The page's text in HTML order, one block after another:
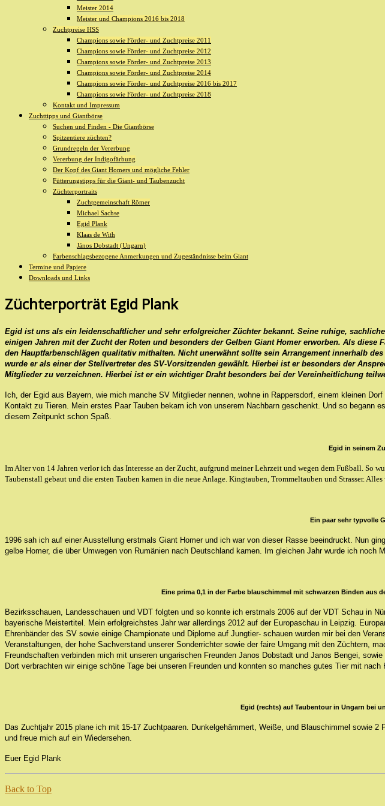
Meister 2014
Meister und Champions 2016 bis 2018
Zuchtpreise HSS
Champions sowie Förder- und Zuchtpreise 2011
Champions sowie Förder- und Zuchtpreise 2012
Champions sowie Förder- und Zuchtpreise 2013
Champions sowie Förder- und Zuchtpreise 2014
Champions sowie Förder- und Zuchtpreise 2016 bis 2017
Champions sowie Förder- und Zuchtpreise 2018
Kontakt und Impressum
Zuchttipps und Giantbörse
Suchen und Finden - Die Giantbörse
Spitzentiere züchten?
Grundregeln der Vererbung
Vererbung der Indigofärbung
Der Kopf des Giant Homers und mögliche Fehler
Fütterungstipps für die Giant- und Taubenzucht
Züchterportraits
Zuchtgemeinschaft Römer
Michael Sachse
Egid Plank
Klaas de With
János Dobstadt (Ungarn)
Farbenschlagsbezogene Anmerkungen und Zugeständnisse beim Giant
Termine und Papiere
Downloads und Links
Züchterporträt Egid Plank
Egid ist uns als ein leidenschaftlicher und sehr erfolgreicher Züchter bekannt. Seine ruhige,
einigen Jahren mit der Zucht der Roten und besonders der Gelben Giant Homer erworben. Als
den Hauptfarbenschlägen qualitativ mithalten. Nicht unerwähnt sollte sein Arrangement innerhalb
wurde er als einer der Stellvertreter des SV-Vorsitzenden gewählt. Hierbei ist er besonders der
Mitglieder zu verzeichnen. Hierbei ist er ein wichtiger Draht besonders bei der Vereinheitlichung
Ich, der Egid aus Bayern, wie mich manche SV Mitglieder nennen, wohne in Rappersdorf, einem kleinen
Kontakt zu Tieren. Mein erstes Paar Tauben bekam ich von unserem Nachbarn geschenkt. Und so
diesem Zeitpunkt schon Spaß.
Egid in seinem
Im Alter von 14 Jahren verlor ich das Interesse an der Zucht, aufgrund meiner Lehrzeit und wegen dem Fußball. So
Taubenstall gebaut und die ersten Tauben kamen in die neue Anlage. Kingtauben, Trommeltauben und Strasser. Alles
Ein paar sehr typvolle
1996 sah ich auf einer Ausstellung erstmals Giant Homer und ich war von dieser Rasse beeindruckt. Nun
gelbe Homer, die über Umwegen von Rumänien nach Deutschland kamen. Im gleichen Jahr wurde ich
Eine prima 0,1 in der Farbe blauschimmel mit schwarzen Binden aus
Bezirksschauen, Landesschauen und VDT folgten und so konnte ich erstmals 2006 auf der VDT Schau in
bayerische Meistertitel. Mein erfolgreichstes Jahr war allerdings 2012 auf der Europaschau in Leipzig.
Ehrenbänder des SV sowie einige Championate und Diplome auf Jungtier- schauen wurden mir bei den
Veranstaltungen, der hohe Sachverstand unserer Sonderrichter sowie der faire Umgang mit den Züchtern,
Freundschaften verbinden mich mit unseren ungarischen Freunden Janos Dobstadt und Janos Bengei,
Dort verbrachten wir einige schöne Tage bei unseren Freunden und konnten so manches gutes Tier mit nach
Egid (rechts) auf Taubentour in Ungarn bei
Das Zuchtjahr 2015 plane ich mit 15-17 Zuchtpaaren. Dunkelgehämmert, Weiße, und Blauschimmel sowie
und freue mich auf ein Wiedersehen.
Euer Egid Plank
Back to Top